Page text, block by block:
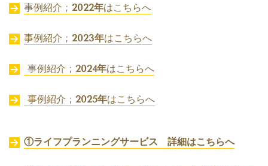
事例紹介 ; 2022年はこちらへ
事例紹介 ; 2023年はこちらへ
事例紹介 ; 2024年はこちらへ
事例紹介 ; 2025年はこちらへ
①ライフプランニングサービス 詳細はこちらへ